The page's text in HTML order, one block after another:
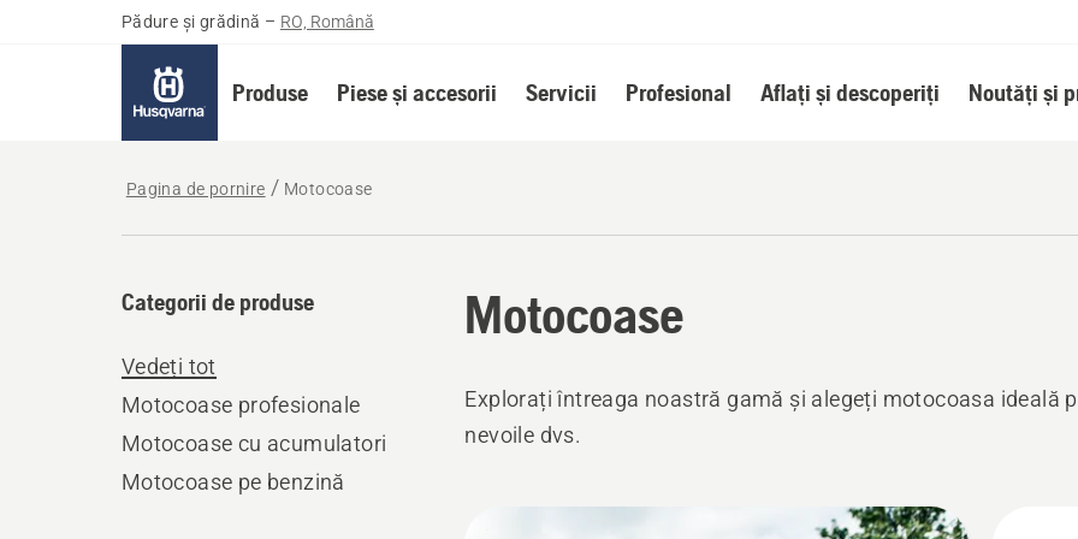
Pădure și grădină – RO, Română
Produse Piese și accesorii Servicii Profesional Aflați și descoperiți Noutăți și
Pagina de pornire Motocoase
Motocoase
Categorii de produse
Vedeți tot
Motocoase profesionale
Motocoase cu acumulatori
Motocoase pe benzină
Explorați întreaga noastră gamă și alegeți motocoasa ideală
nevoile dvs.